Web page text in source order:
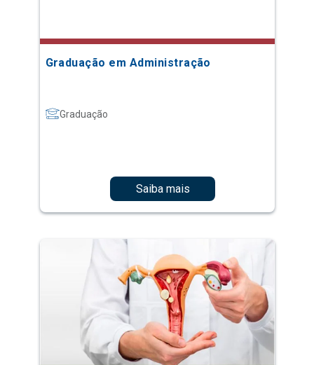
Graduação em Administração
Graduação
Saiba mais